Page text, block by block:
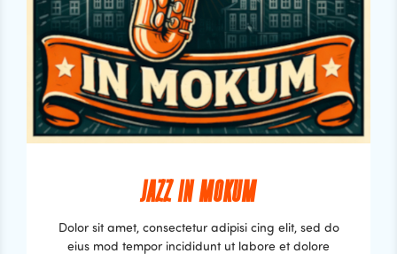
JAZZ IN MOKUM
Dolor sit amet, consectetur adipisi cing elit, sed do
eius mod tempor incididunt ut labore et dolore